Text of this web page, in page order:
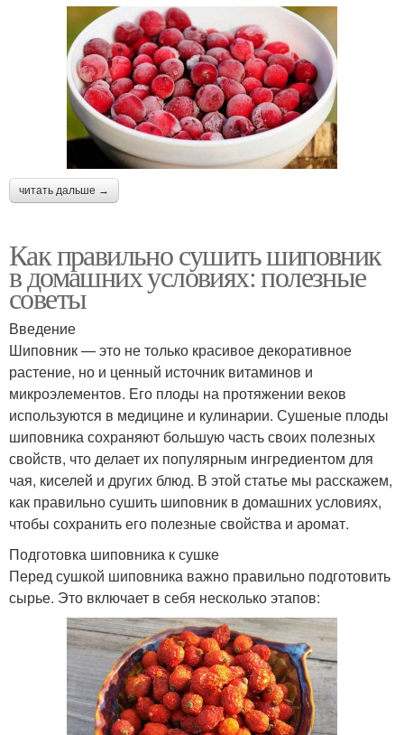
читать дальше →
Как правильно сушить шиповник
в домашних условиях: полезные
советы
Введение
Шиповник — это не только красивое декоративное
растение, но и ценный источник витаминов и
микроэлементов. Его плоды на протяжении веков
используются в медицине и кулинарии. Сушеные плоды
шиповника сохраняют большую часть своих полезных
свойств, что делает их популярным ингредиентом для
чая, киселей и других блюд. В этой статье мы расскажем,
как правильно сушить шиповник в домашних условиях,
чтобы сохранить его полезные свойства и аромат.
Подготовка шиповника к сушке
Перед сушкой шиповника важно правильно подготовить
сырье. Это включает в себя несколько этапов: